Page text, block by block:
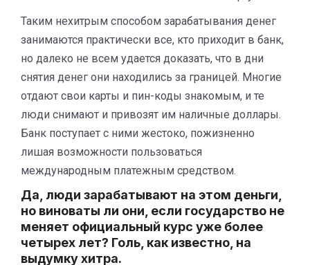
Таким нехитрым способом зарабатывания денег
занимаются практически все, кто приходит в банк,
но далеко не всем удается доказать, что в дни
снятия денег они находились за границей. Многие
отдают свои карты и пин-коды знакомым, и те
люди снимают и привозят им наличные доллары.
Банк поступает с ними жестоко, пожизненно
лишая возможности пользоваться
международным платежным средством.
Да, люди зарабатывают на этом деньги,
но виноваты ли они, если государство не
меняет официальный курс уже более
четырех лет? Голь, как известно, на
выдумку хитра.